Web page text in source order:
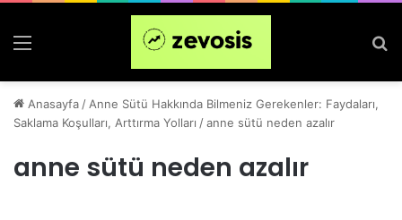
Menü
Anasayfa / Anne Sütü Hakkında Bilmeniz Gerekenler: Faydaları,
Saklama Koşulları, Arttırma Yolları /anne sütü neden azalır
anne sütü neden azalır